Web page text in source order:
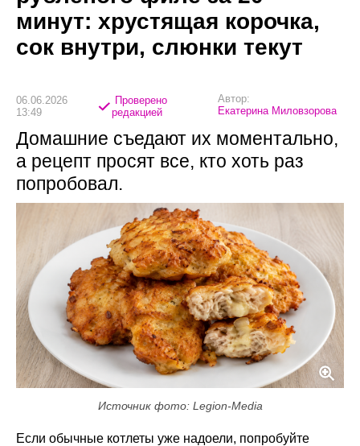
минут: хрустящая корочка,
сок внутри, слюнки текут
06.06.2026
13:49
Проверено
редакцией
Автор:
Екатерина Миловзорова
Домашние съедают их моментально,
а рецепт просят все, кто хоть раз
попробовал.
Источник фото: Legion-Media
Если обычные котлеты уже надоели, попробуйте